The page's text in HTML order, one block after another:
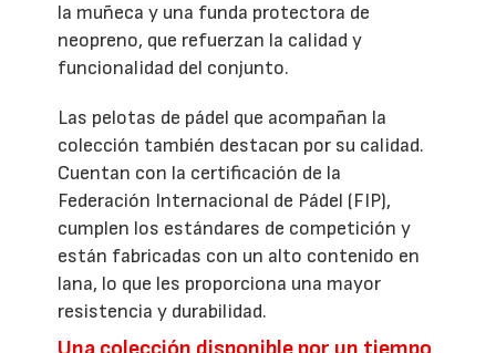
la muñeca y una funda protectora de
neopreno, que refuerzan la calidad y
funcionalidad del conjunto.
Las pelotas de pádel que acompañan la
colección también destacan por su calidad.
Cuentan con la certificación de la
Federación Internacional de Pádel (FIP),
cumplen los estándares de competición y
están fabricadas con un alto contenido en
lana, lo que les proporciona una mayor
resistencia y durabilidad.